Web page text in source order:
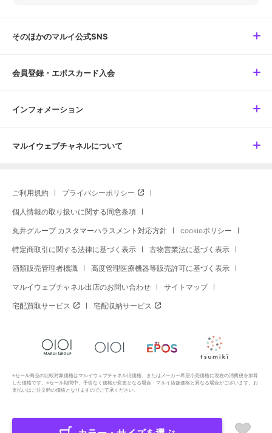
そのほかのマルイ公式SNS
会員登録・エポスカード入会
インフォメーション
マルイウェブチャネルについて
ご利用規約 プライバシーポリシー
個人情報の取り扱いに関する同意条項
丸井グループ カスタマーハラスメント対応方針 cookieポリシー
特定商取引に関する法律に基づく表示 古物営業法に基づく表示
酒類販売管理者標識 高度管理医療機器等販売許可に基づく表示
マルイウェブチャネル出店のお問い合わせ サイトマップ
宅配買取サービス 宅配収納サービス
※セール商品の比較対象価格はマルイウェブチャネル旧価格、またはメーカー希望小売価格に現在の消費税を加算
した価格です。※セール期間中、予告なく価格が変更となる場合・マルイ店舗価格と異なる場合がございます。お
支払いはご注文時の価格となりますのでご了承ください。